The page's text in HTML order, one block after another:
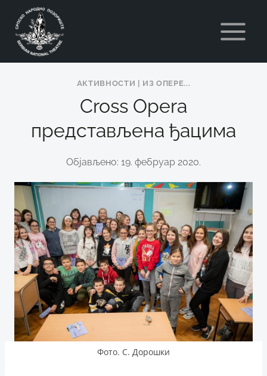
content
АКТИВНОСТИ ИЗ ОПЕРE...
Cross Opera
представљена ђацима
Објављено: 19. фебруар 2020.
Фото. С. Дорошки